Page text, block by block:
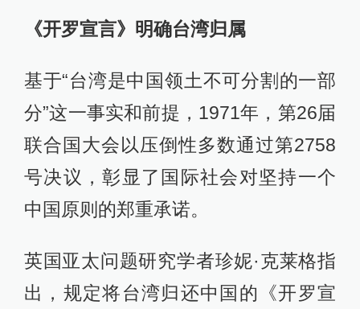
《开罗宣言》明确台湾归属
基于“台湾是中国领土不可分割的一部
分”这一事实和前提，1971年，第26届
联合国大会以压倒性多数通过第2758
号决议，彰显了国际社会对坚持一个
中国原则的郑重承诺。
英国亚太问题研究学者珍妮·克莱格指
出，规定将台湾归还中国的《开罗宣